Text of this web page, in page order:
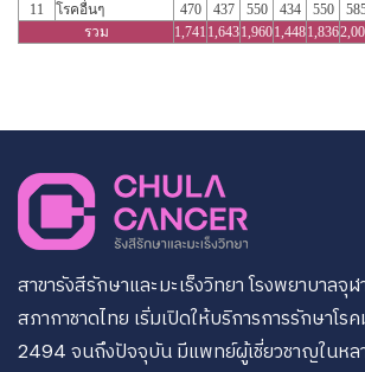
11
โรคอื่นๆ 470 437 550 434 550
รวม
1,741 1,6431,9601,4481,836
สาขารังสีรักษาและมะเร็งวิทยา โรงพยาบาลจุ
สภากาชาดไทย เริ่มเปิดให้บริการการรักษาโร
2494 จนถึงปัจจุบัน มีแพทย์ผู้เชี่ยวชาญในหล